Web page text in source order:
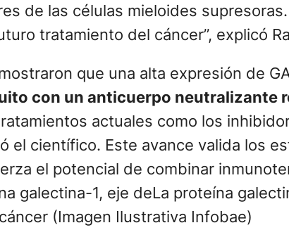
de las células mieloides
tratamiento del cáncer”, explicó
que una alta expresión de
con un anticuerpo neutralizante
actuales como los
el científico. Este avance valida los
el potencial de combinar
La proteína
(Imagen Ilustrativa Infobae)